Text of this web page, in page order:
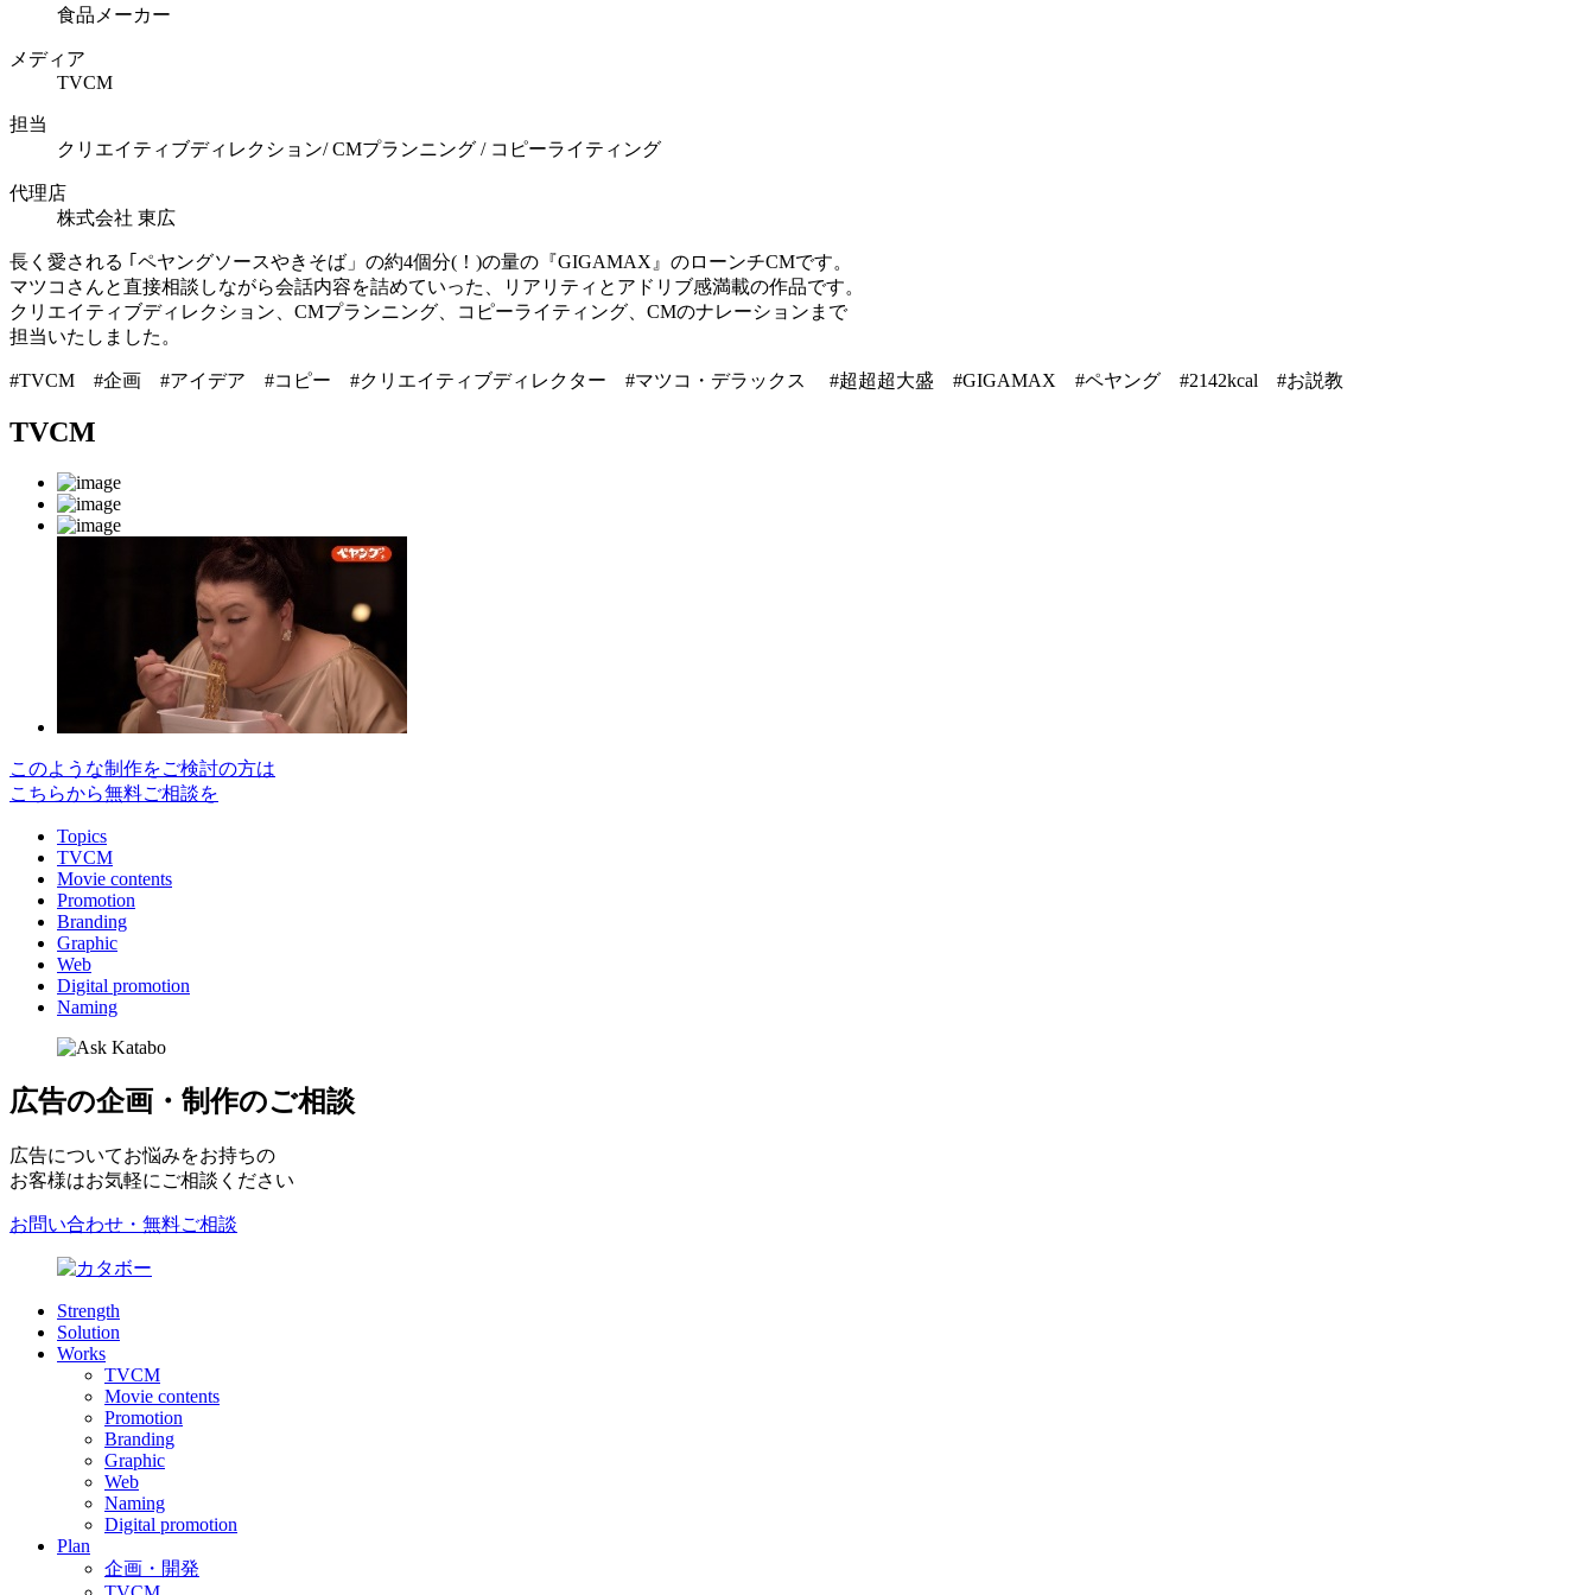
食品メーカー
メディア
TVCM
担当
クリエイティブディレクション/ CMプランニング / コピーライティング
代理店
株式会社 東広
長く愛される ｢ペヤングソースやきそば」の約4個分(！)の量の『GIGAMAX』のローンチCMです。
マツコさんと直接相談しながら会話内容を詰めていった、リアリティとアドリブ感満載の作品です。
クリエイティブディレクション、CMプランニング、コピーライティング、CMのナレーションまで
担当いたしました。
#TVCM #企画 #アイデア #コピー #クリエイティブディレクター #マツコ・デラックス #超超超大盛 #GIGAMAX #ペヤング #2142kcal #お説教
TVCM
このような制作をご検討の方は
こちらから無料ご相談を
Topics
TVCM
Movie contents
Promotion
Branding
Graphic
Web
Digital promotion
Naming
広告の企画・制作のご相談
広告についてお悩みをお持ちの
お客様はお気軽にご相談ください
お問い合わせ・無料ご相談
Strength
Solution
Works
TVCM
Movie contents
Promotion
Branding
Graphic
Web
Naming
Digital promotion
Plan
企画・開発